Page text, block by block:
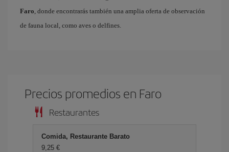
Faro , donde encontrarás también una amplia oferta de observación
de fauna local, como aves o delfines.
Precios promedios en Faro
Restaurantes
Comida, Restaurante Barato
9,25 €